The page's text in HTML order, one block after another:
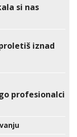
si nas
iznad
profesionalci